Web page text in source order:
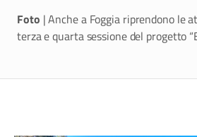
Foto | Anche a Foggia riprendono le
terza e quarta sessione del progetto